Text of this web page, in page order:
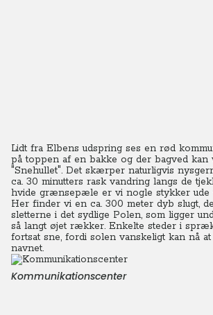
Lidt fra Elbens udspring ses en rød
på toppen af en bakke og der bagved kan
"Snehullet". Det skærper naturligvis
ca. 30 minutters rask vandring langs de
hvide grænsepæle er vi nogle stykker ude
Her finder vi en ca. 300 meter dyb slugt,
sletterne i det sydlige Polen, som ligger
så langt øjet rækker. Enkelte steder i
fortsat sne, fordi solen vanskeligt kan nå
navnet.
Kommunikationscenter